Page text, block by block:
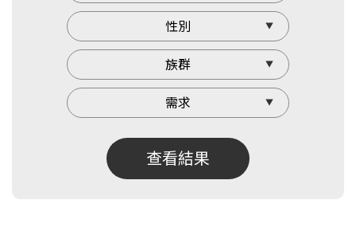
查看結果